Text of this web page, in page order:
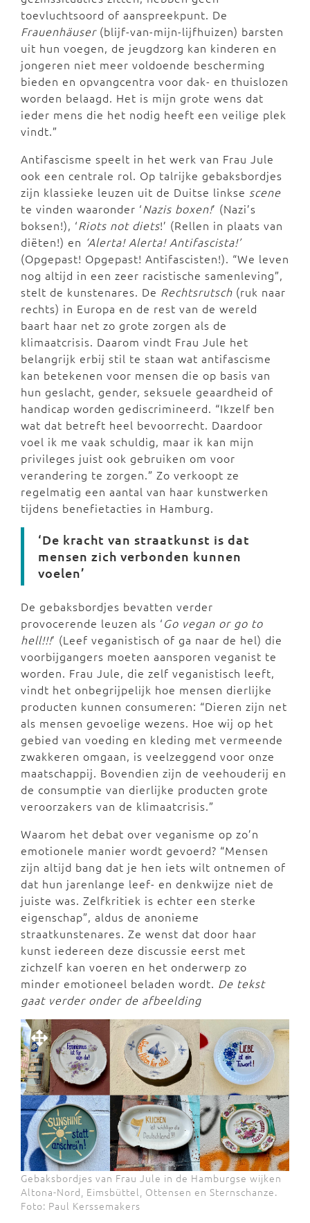
toevluchtsoord of aanspreekpunt. De
Frauenhäuser(blijf-van-mijn-lijfhuizen) barsten
uit hun voegen, de jeugdzorg kan kinderen en
jongeren niet meer voldoende bescherming
bieden en opvangcentra voor dak- en thuislozen
worden belaagd. Het is mijn grote wens dat
ieder mens die het nodig heeft een veilige plek
vindt.”
Antifascisme speelt in het werk van Frau Jule
ook een centrale rol. Op talrijke gebaksbordjes
zijn klassieke leuzen uit de Duitse linkse scene
te vinden waaronder ‘Nazis boxen!’ (Nazi’s
boksen!), ‘Riots not diets!’ (Rellen in plaats van
diëten!) en ‘Alerta! Alerta! Antifascista!’
(Opgepast! Opgepast! Antifascisten!). “We leven
nog altijd in een zeer racistische samenleving”,
stelt de kunstenares. De Rechtsrutsch (ruk naar
rechts) in Europa en de rest van de wereld
baart haar net zo grote zorgen als de
klimaatcrisis. Daarom vindt Frau Jule het
belangrijk erbij stil te staan wat antifascisme
kan betekenen voor mensen die op basis van
hun geslacht, gender, seksuele geaardheid of
handicap worden gediscrimineerd. “Ikzelf ben
wat dat betreft heel bevoorrecht. Daardoor
voel ik me vaak schuldig, maar ik kan mijn
privileges juist ook gebruiken om voor
verandering te zorgen.” Zo verkoopt ze
regelmatig een aantal van haar kunstwerken
tijdens benefietacties in Hamburg.
‘De kracht van straatkunst is dat
mensen zich verbonden kunnen
voelen’
De gebaksbordjes bevatten verder
provocerende leuzen als ‘Go vegan or go to
hell!!!’ (Leef veganistisch of ga naar de hel) die
voorbijgangers moeten aansporen veganist te
worden. Frau Jule, die zelf veganistisch leeft,
vindt het onbegrijpelijk hoe mensen dierlijke
producten kunnen consumeren: “Dieren zijn net
als mensen gevoelige wezens. Hoe wij op het
gebied van voeding en kleding met vermeende
zwakkeren omgaan, is veelzeggend voor onze
maatschappij. Bovendien zijn de veehouderij en
de consumptie van dierlijke producten grote
veroorzakers van de klimaatcrisis.”
Waarom het debat over veganisme op zo’n
emotionele manier wordt gevoerd? “Mensen
zijn altijd bang dat je hen iets wilt ontnemen of
dat hun jarenlange leef- en denkwijze niet de
juiste was. Zelfkritiek is echter een sterke
eigenschap”, aldus de anonieme
straatkunstenares. Ze wenst dat door haar
kunst iedereen deze discussie eerst met
zichzelf kan voeren en het onderwerp zo
minder emotioneel beladen wordt. De tekst
gaat verder onder de afbeelding
Gebaksbordjes van Frau Jule in de Hamburgse wijken
Altona-Nord, Eimsbüttel, Ottensen en Sternschanze.
Foto: Paul Kerssemakers